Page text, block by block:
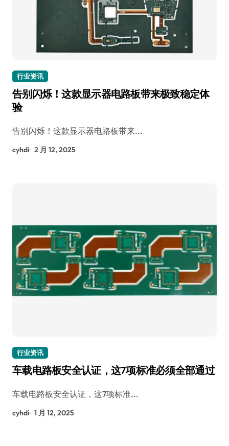
行业资讯
告别闪烁！这款显示器电路板带来极致稳定体
验
告别闪烁！这款显示器电路板带来...
cyhdi 2 月 12, 2025
行业资讯
车载电路板安全认证，这7项标准必须全部通过
车载电路板安全认证，这7项标准...
cyhdi 1 月 12, 2025